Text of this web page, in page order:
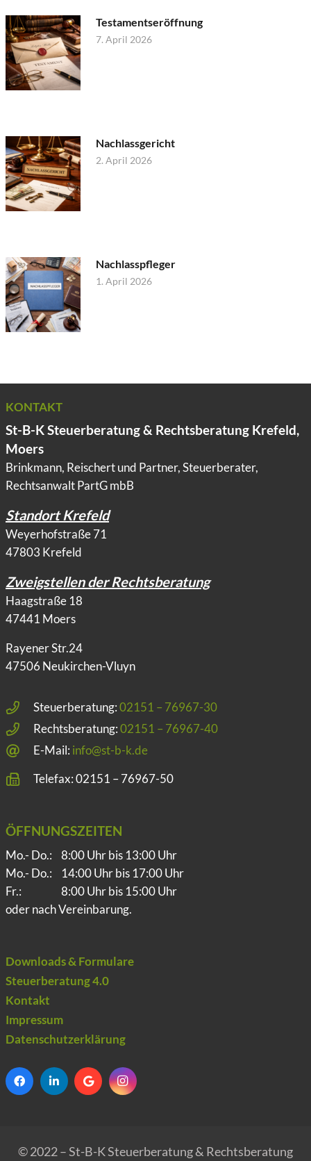
Testamentseröffnung
7. April 2026
Nachlassgericht
2. April 2026
Nachlasspfleger
1. April 2026
KONTAKT
St-B-K Steuerberatung & Rechtsberatung Krefeld,
Moers
Brinkmann, Reischert und Partner, Steuerberater,
Rechtsanwalt PartG mbB
Standort Krefeld
Weyerhofstraße 71
47803 Krefeld
Zweigstellen der Rechtsberatung
Haagstraße 18
47441 Moers
Rayener Str.24
47506 Neukirchen-Vluyn
Steuerberatung:02151 – 76967-30
Rechtsberatung:02151 – 76967-40
E-Mail: info@st-b-k.de
Telefax: 02151 – 76967-50
ÖFFNUNGSZEITEN
Mo.- Do.:
8:00 Uhr bis 13:00 Uhr
Mo.- Do.:
14:00 Uhr bis 17:00 Uhr
Fr.:
8:00 Uhr bis 15:00 Uhr
oder nach Vereinbarung.
Downloads & Formulare
Steuerberatung 4.0
Kontakt
Impressum
Datenschutzerklärung
© 2022 – St-B-K Steuerberatung & Rechtsberatung